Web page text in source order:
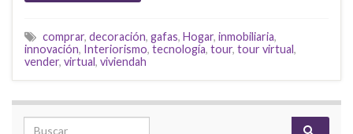
comprar, decoración, gafas, Hogar, inmobiliaria,
innovación, Interiorismo, tecnología, tour, tour virtual,
vender, virtual, viviendah
Search for: